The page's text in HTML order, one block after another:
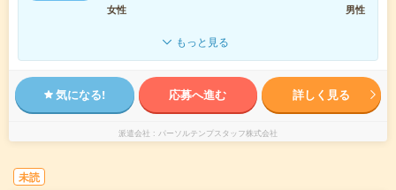
女性
男性
もっと見る
気になる! 応募へ進む 詳しく見る
派遣会社 パーソルテンプスタッフ株式会社
未読